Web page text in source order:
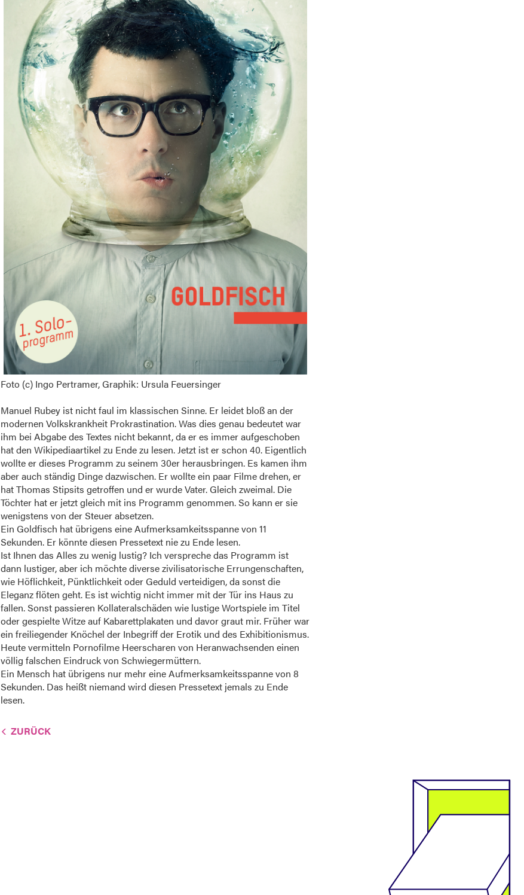
Foto (c) Ingo Pertramer, Graphik: Ursula Feuersinger
Manuel Rubey ist nicht faul im klassischen Sinne. Er leidet bloß an der
modernen Volkskrankheit Prokrastination. Was dies genau bedeutet war
ihm bei Abgabe des Textes nicht bekannt, da er es immer aufgeschoben
hat den Wikipediaartikel zu Ende zu lesen. Jetzt ist er schon 40. Eigentlich
wollte er dieses Programm zu seinem 30er herausbringen. Es kamen ihm
aber auch ständig Dinge dazwischen. Er wollte ein paar Filme drehen, er
hat Thomas Stipsits getroffen und er wurde Vater. Gleich zweimal. Die
Töchter hat er jetzt gleich mit ins Programm genommen. So kann er sie
wenigstens von der Steuer absetzen.
Ein Goldfisch hat übrigens eine Aufmerksamkeitsspanne von 11
Sekunden. Er könnte diesen Pressetext nie zu Ende lesen.
Ist Ihnen das Alles zu wenig lustig? Ich verspreche das Programm ist
dann lustiger, aber ich möchte diverse zivilisatorische Errungenschaften,
wie Höflichkeit, Pünktlichkeit oder Geduld verteidigen, da sonst die
Eleganz flöten geht. Es ist wichtig nicht immer mit der Tür ins Haus zu
fallen. Sonst passieren Kollateralschäden wie lustige Wortspiele im Titel
oder gespielte Witze auf Kabarettplakaten und davor graut mir. Früher war
ein freiliegender Knöchel der Inbegriff der Erotik und des Exhibitionismus.
Heute vermitteln Pornofilme Heerscharen von Heranwachsenden einen
völlig falschen Eindruck von Schwiegermüttern.
Ein Mensch hat übrigens nur mehr eine Aufmerksamkeitsspanne von 8
Sekunden. Das heißt niemand wird diesen Pressetext jemals zu Ende
lesen.
ZURÜCK